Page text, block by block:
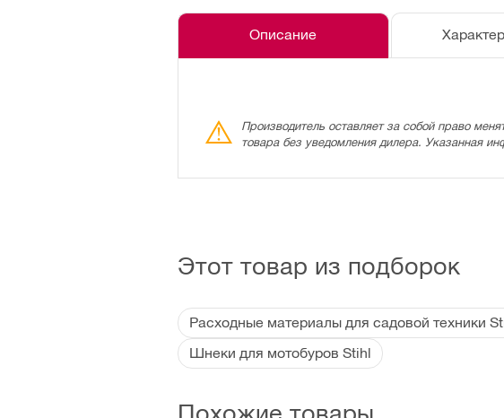
Описание
Производитель оставляет за собой право
товара без уведомления дилера. Указанная
Этот товар из подборок
Расходные материалы для садовой техники
Шнеки для мотобуров Stihl